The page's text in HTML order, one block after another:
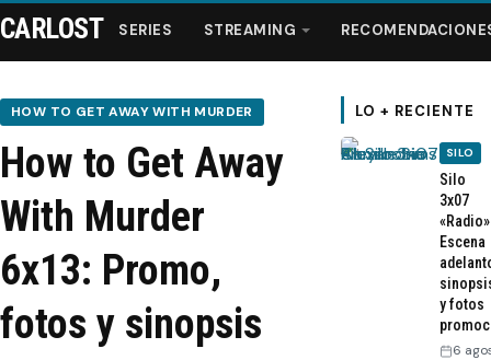
Series
Streaming
Recomendaciones
CARLOST SERIES STREAMING
HOW TO GET AWAY WITH MURDER
How to Get Away
With Murder
6x13: Promo,
fotos y sinopsis
LO + RECIENTE
SILO
Silo
3x07
Escena
y fotos
6